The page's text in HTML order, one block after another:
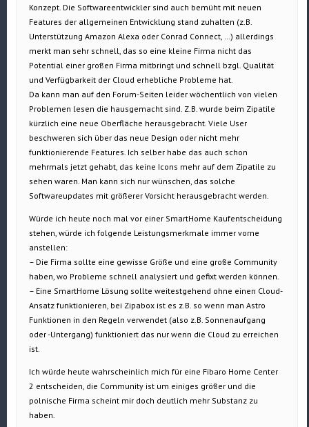
Konzept. Die Softwareentwickler sind auch bemüht mit neuen
Features der allgemeinen Entwicklung stand zuhalten (z.B.
Unterstützung Amazon Alexa oder Conrad Connect, …) allerdings
merkt man sehr schnell, das so eine kleine Firma nicht das
Potential einer großen Firma mitbringt und schnell bzgl. Qualität
und Verfügbarkeit der Cloud erhebliche Probleme hat.
Da kann man auf den Forum-Seiten leider wöchentlich von vielen
Problemen lesen die hausgemacht sind. Z.B. wurde beim Zipatile
kürzlich eine neue Oberfläche herausgebracht. Viele User
beschweren sich über das neue Design oder nicht mehr
funktionierende Features. Ich selber habe das auch schon
mehrmals jetzt gehabt, das keine Icons mehr auf dem Zipatile zu
sehen waren. Man kann sich nur wünschen, das solche
Softwareupdates mit größerer Vorsicht herausgebracht werden.
Würde ich heute noch mal vor einer SmartHome Kaufentscheidung
stehen, würde ich folgende Leistungsmerkmale immer vorne
anstellen:
– Die Firma sollte eine gewisse Größe und eine große Community
haben, wo Probleme schnell analysiert und gefixt werden können.
– Eine SmartHome Lösung sollte weitestgehend ohne einen Cloud-
Ansatz funktionieren, bei Zipabox ist es z.B. so wenn man Astro
Funktionen in den Regeln verwendet (also z.B. Sonnenaufgang
oder -Untergang) funktioniert das nur wenn die Cloud zu erreichen
ist.
Ich würde heute wahrscheinlich mich für eine Fibaro Home Center
2 entscheiden, die Community ist um einiges größer und die
polnische Firma scheint mir doch deutlich mehr Substanz zu
haben.